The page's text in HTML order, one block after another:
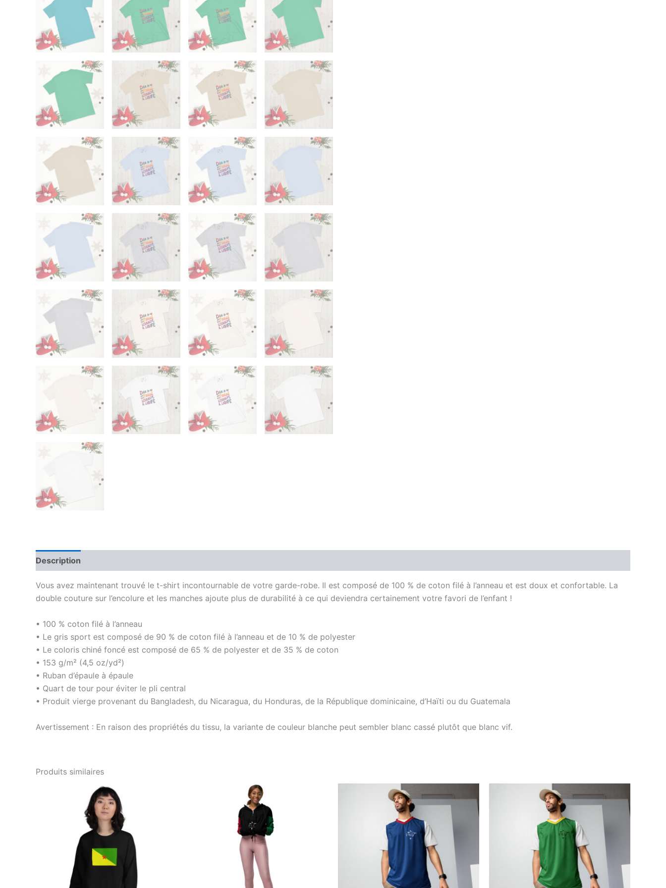
Description
Vous avez maintenant trouvé le t-shirt incontournable de votre garde-robe. Il est composé de 100 % de coton filé à l’anneau et est doux et confortable. La
double couture sur l’encolure et les manches ajoute plus de durabilité à ce qui deviendra certainement votre favori de l’enfant !
• 100 % coton filé à l’anneau
• Le gris sport est composé de 90 % de coton filé à l’anneau et de 10 % de polyester
• Le coloris chiné foncé est composé de 65 % de polyester et de 35 % de coton
• 153 g/m² (4,5 oz/yd²)
• Ruban d’épaule à épaule
• Quart de tour pour éviter le pli central
• Produit vierge provenant du Bangladesh, du Nicaragua, du Honduras, de la République dominicaine, d’Haïti ou du Guatemala
Avertissement : En raison des propriétés du tissu, la variante de couleur blanche peut sembler blanc cassé plutôt que blanc vif.
Produits similaires